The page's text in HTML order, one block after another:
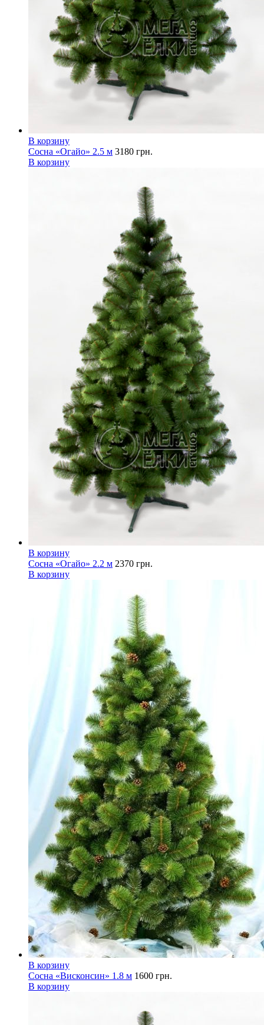
В корзину
Сосна «Огайо» 2.5 м 3180 грн.
В корзину
В корзину
Сосна «Огайо» 2.2 м 2370 грн.
В корзину
В корзину
Сосна «Висконсин» 1.8 м 1600 грн.
В корзину